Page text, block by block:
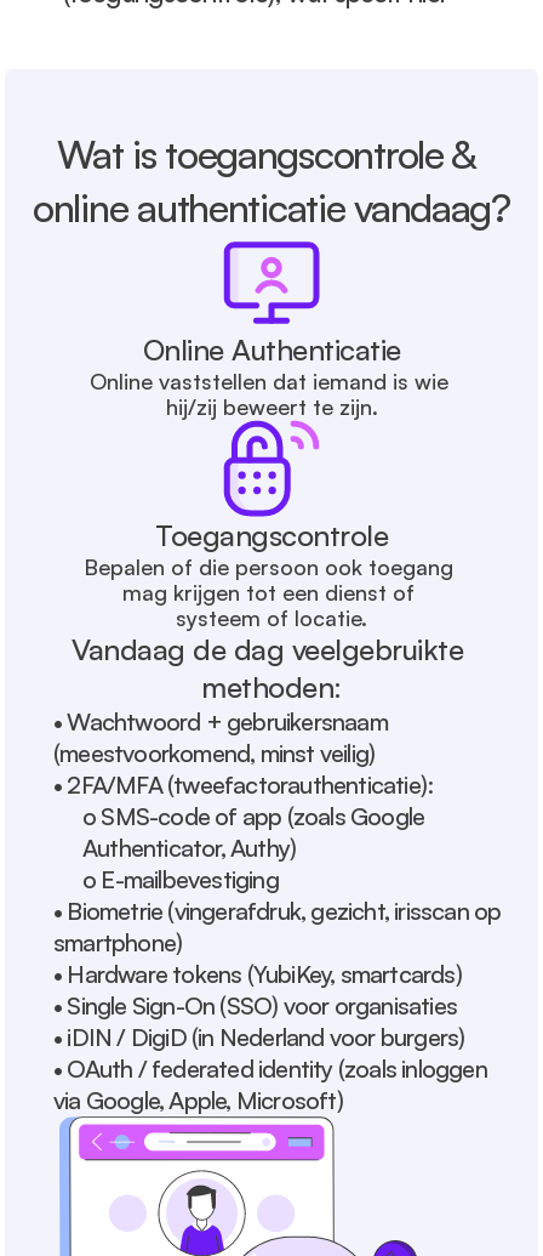
Wat is toegangscontrole &
online authenticatie vandaag?
Online Authenticatie
Online vaststellen dat iemand is wie
hij/zij beweert te zijn.
Toegangscontrole
Bepalen of die persoon ook toegang
mag krijgen tot een dienst of
systeem of locatie.
Vandaag de dag veelgebruikte
methoden:
• Wachtwoord + gebruikersnaam
(meestvoorkomend, minst veilig)
• 2FA/MFA (tweefactorauthenticatie):
o SMS-code of app (zoals Google
Authenticator, Authy)
o E-mailbevestiging
• Biometrie (vingerafdruk, gezicht, irisscan op
smartphone)
• Hardware tokens (YubiKey, smartcards)
• Single Sign-On (SSO) voor organisaties
• iDIN / DigiD (in Nederland voor burgers)
• OAuth / federated identity (zoals inloggen
via Google, Apple, Microsoft)